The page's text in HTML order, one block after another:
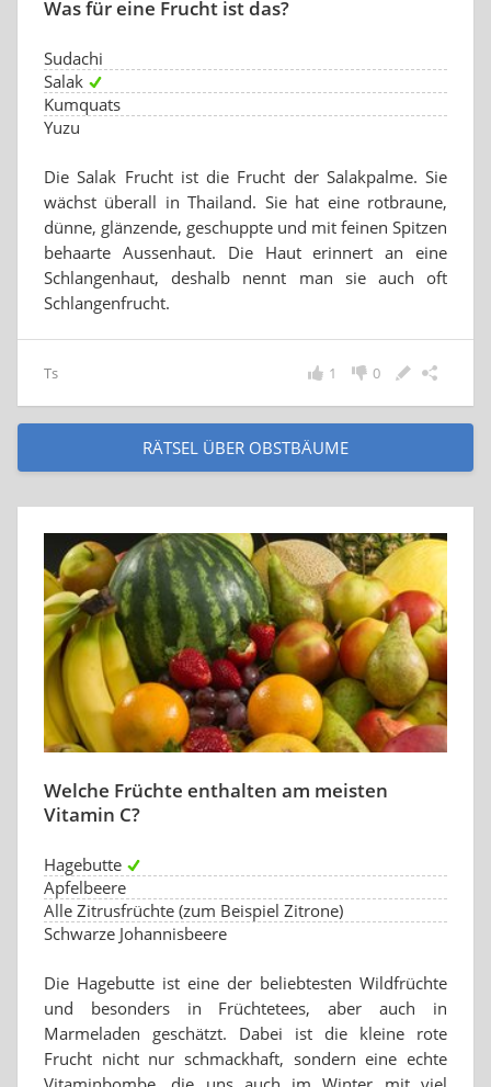
Was für eine Frucht ist das?
Sudachi
Salak
Kumquats
Yuzu
Die Salak Frucht ist die Frucht der Salakpalme. Sie
wächst überall in Thailand. Sie hat eine rotbraune,
dünne, glänzende, geschuppte und mit feinen Spitzen
behaarte Aussenhaut. Die Haut erinnert an eine
Schlangenhaut, deshalb nennt man sie auch oft
Schlangenfrucht.
Ts 0
1
RÄTSEL ÜBER OBSTBÄUME
Welche Früchte enthalten am meisten
Vitamin C?
Hagebutte
Apfelbeere
Alle Zitrusfrüchte (zum Beispiel Zitrone)
Schwarze Johannisbeere
Die Hagebutte ist eine der beliebtesten Wildfrüchte
und besonders in Früchtetees, aber auch in
Marmeladen geschätzt. Dabei ist die kleine rote
Frucht nicht nur schmackhaft, sondern eine echte